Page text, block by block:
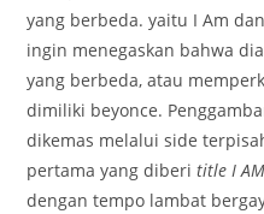
yang berbeda. yaitu I Am
ingin menegaskan bahwa
yang berbeda, atau
dimiliki beyonce.
dikemas melalui side
pertama yang diberititle I
dengan tempo lambat